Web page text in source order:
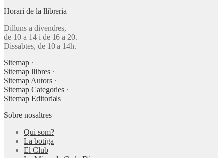
Horari de la llibreria
Dilluns a divendres,
de 10 a 14 i de 16 a 20.
Dissabtes, de 10 a 14h.
Sitemap ·
Sitemap llibres ·
Sitemap Autors ·
Sitemap Categories ·
Sitemap Editorials
Sobre nosaltres
Qui som?
La botiga
El Club